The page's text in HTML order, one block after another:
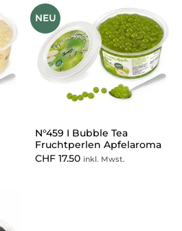
NEU
N°459 I Bubble Tea
Fruchtperlen Apfelaroma
CHF17.50 inkl. Mwst.